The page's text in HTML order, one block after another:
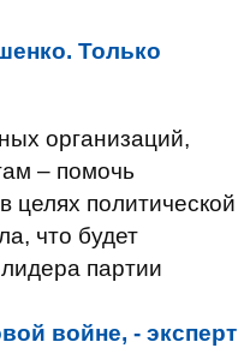
Только
организаций,
– помочь
целях политической
что будет
партии
войне, - эксперт